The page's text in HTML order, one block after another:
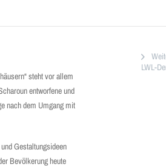
steht vor allem
entworfene und
nach dem Umgang mit
Gestaltungsideen
Bevölkerung heute
LWL-